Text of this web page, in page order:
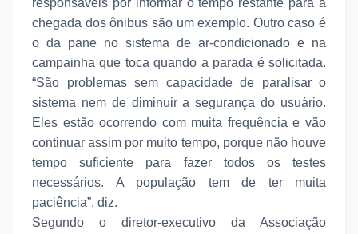
chegada dos ônibus são um exemplo. Outro caso é
o da pane no sistema de ar-condicionado e na
campainha que toca quando a parada é solicitada.
“São problemas sem capacidade de paralisar o
sistema nem de diminuir a segurança do usuário.
Eles estão ocorrendo com muita frequência e vão
continuar assim por muito tempo, porque não houve
tempo suficiente para fazer todos os testes
necessários. A população tem de ter muita
paciência”, diz.
Segundo o diretor-executivo da Associação